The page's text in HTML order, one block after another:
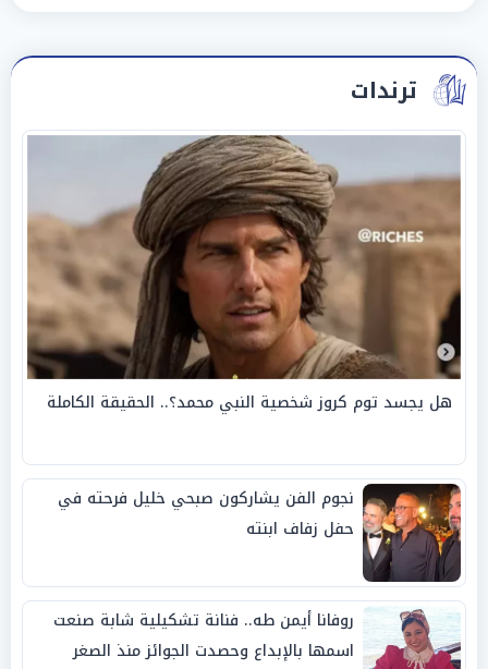
ترندات
هل يجسد توم كروز شخصية النبي محمد؟.. الحقيقة الكاملة
نجوم الفن يشاركون صبحي خليل فرحته في
حفل زفاف ابنته
روفانا أيمن طه.. فنانة تشكيلية شابة صنعت
اسمها بالإبداع وحصدت الجوائز منذ الصغر